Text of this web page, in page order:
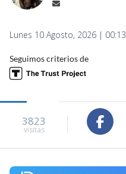
Lunes 10 Agosto, 2026 | 00:13
Seguimos criterios de
3823
visitas